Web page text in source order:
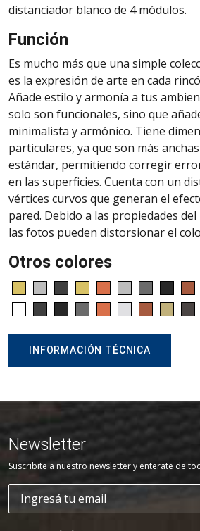
distanciador blanco de 4 módulos.
Función
Es mucho más que una simple
es la expresión de arte en cada
Añade estilo y armonía a tus
solo son funcionales, sino que
minimalista y armónico. Tiene
particulares, ya que son más
estándar, permitiendo corregir
en las superficies. Cuenta con un
vértices curvos que generan el
pared. Debido a las propiedades
las fotos pueden distorsionar el
Otros colores
INFORMACIÓN TÉCNICA
Newsletter
Suscribite a nuestro newsletter y enterate de